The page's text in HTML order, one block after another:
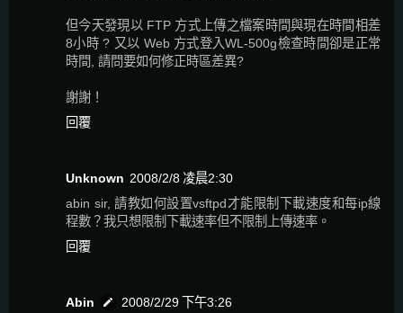
但今天發現以 FTP 方式上傳之檔案時間與現在時間相差
8小時 ? 又以 Web 方式登入WL-500g檢查時間卻是正常
時間, 請問要如何修正時區差異?
謝謝！
回覆
Unknown 2008/2/8 凌晨2:30
abin sir, 請教如何設置vsftpd才能限制下載速度和每ip線
程數？我只想限制下載速率但不限制上傳速率。
回覆
Abin
2008/2/29 下午3:26